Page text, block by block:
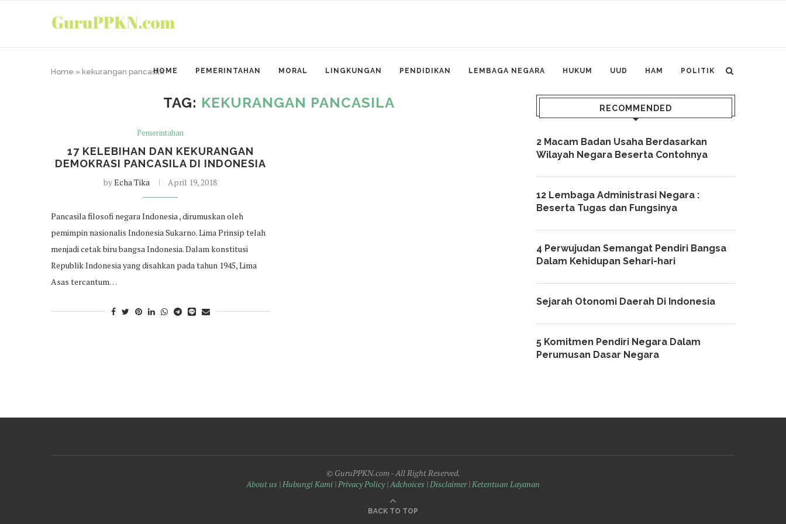
HOME PEMERINTAHAN MORAL LINGKUNGAN PENDIDIKAN LEMBAGA NEGARA HUKUM UUD HAM POLITIK
Home » kekurangan pancasila
TAG: KEKURANGAN PANCASILA
Pemerintahan
17 KELEBIHAN DAN KEKURANGAN
DEMOKRASI PANCASILA DI INDONESIA
byEcha Tika April 19, 2018
Pancasila filosofi negara Indonesia , dirumuskan oleh
pemimpin nasionalis Indonesia Sukarno. Lima Prinsip telah
menjadi cetak biru bangsa Indonesia. Dalam konstitusi
Republik Indonesia yang disahkan pada tahun 1945, Lima
Asas tercantum…
RECOMMENDED
2 Macam Badan Usaha Berdasarkan
Wilayah Negara Beserta Contohnya
12 Lembaga Administrasi Negara :
Beserta Tugas dan Fungsinya
4 Perwujudan Semangat Pendiri Bangsa
Dalam Kehidupan Sehari-hari
Sejarah Otonomi Daerah Di Indonesia
5 Komitmen Pendiri Negara Dalam
Perumusan Dasar Negara
© GuruPPKN.com - All Right Reserved.
About us |Hubungi Kami |Privacy Policy|Adchoices |Disclaimer|Ketentuan Layanan
BACK TO TOP